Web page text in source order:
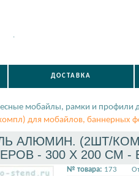
.
ДОСТАВКА
мобайлы, рамки и профили
для мобайлов, баннерных
АЛЮМИН. (2ШТ/
- 300 X 200 СМ -
№ товара: 173